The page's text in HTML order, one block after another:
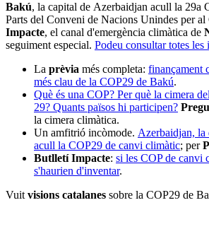
Bakú, la capital de Azerbaidjan acull la 29a
Parts del Conveni de Nacions Unindes per
Impacte, el canal d'emergència climàtica de
seguiment especial. Podeu consultar totes
La prèvia més completa: finançament
més clau de la COP29 de Bakú.
Què és una COP? Per què la cimera
29? Quants països hi participen?
la cimera climàtica.
Un amfitrió incòmode. Azerbaidjan, la
acull la COP29 de canvi climàtic; per
Butlletí Impacte: si les COP de canvi
s'haurien d'inventar.
Vuitvisions catalanes sobre la COP29 de